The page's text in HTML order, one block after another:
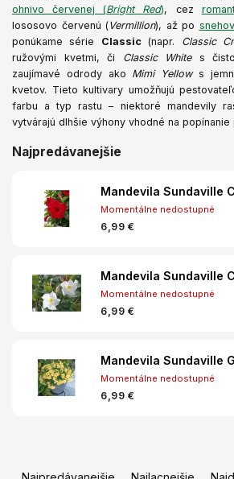
ohnivo červenej (Bright Red), cez
lososovo červenú (Vermillion), až po
ponúkame série Classic(napr. Classic
ružovými kvetmi, či Classic Whites čisto
zaujímavé odrody ako Mimi Yellows
kvetov. Tieto kultivary umožňujú
farbu a typ rastu – niektoré mandevily
vytvárajú dlhšie výhony vhodné na popínanie
Najpredávanejšie
Mandevila Sundaville
Momentálne nedostupné
6,99 €
Mandevila Sundaville
Momentálne nedostupné
6,99 €
Mandevila Sundaville
Momentálne nedostupné
6,99 €